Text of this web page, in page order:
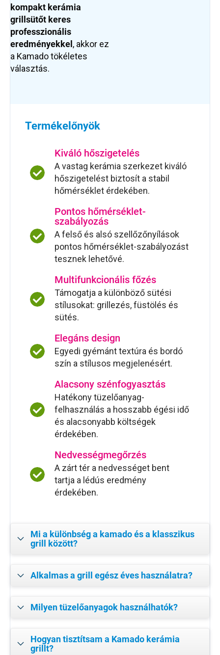
kompakt kerámia
grillsütőt keres
professzionális
eredményekkel , akkor ez
a Kamado tökéletes
választás.
Termékelőnyök
Kiváló hőszigetelés
A vastag kerámia szerkezet kiváló
hőszigetelést biztosít a stabil
hőmérséklet érdekében.
Pontos hőmérséklet-
szabályozás
A felső és alsó szellőzőnyílások
pontos hőmérséklet-szabályozást
tesznek lehetővé.
Multifunkcionális főzés
Támogatja a különböző sütési
stílusokat: grillezés, füstölés és
sütés.
Elegáns design
Egyedi gyémánt textúra és bordó
szín a stílusos megjelenésért.
Alacsony szénfogyasztás
Hatékony tüzelőanyag-
felhasználás a hosszabb égési idő
és alacsonyabb költségek
érdekében.
Nedvességmegőrzés
A zárt tér a nedvességet bent
tartja a lédús eredmény
érdekében.
Mi a különbség a kamado és a klasszikus
grill között?
Alkalmas a grill egész éves használatra?
Milyen tüzelőanyagok használhatók?
Hogyan tisztítsam a Kamado kerámia
grillt?